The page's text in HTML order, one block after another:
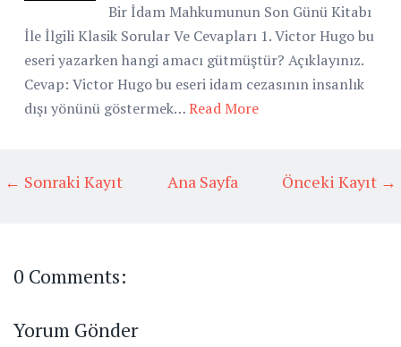
Bir İdam Mahkumunun Son Günü Kitabı
İle İlgili Klasik Sorular Ve Cevapları 1. Victor Hugo bu
eseri yazarken hangi amacı gütmüştür? Açıklayınız.
Cevap: Victor Hugo bu eseri idam cezasının insanlık
dışı yönünü göstermek…Read More
← Sonraki Kayıt Önceki Kayıt →
Ana Sayfa
0 Comments:
Yorum Gönder